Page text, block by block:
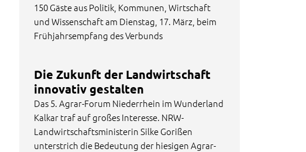
150 Gäste aus Politik, Kommunen, Wirtschaft
und Wissenschaft am Dienstag, 17. März, beim
Frühjahrsempfang des Verbunds
Die Zukunft der Landwirtschaft
innovativ gestalten
Das 5. Agrar-Forum Niederrhein im Wunderland
Kalkar traf auf großes Interesse. NRW-
Landwirtschaftsministerin Silke Gorißen
unterstrich die Bedeutung der hiesigen Agrar-